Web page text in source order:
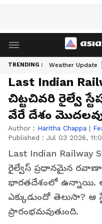
TRENDING : Weather Update
Last Indian
చిట్టచివరి రైల్వే
వేరే దేశం
Author : Haritha Chappa |
Published : Jul 03 2026,
Last Indian
రైల్వేస్ ప్రధానమైన రవాణా
భారతదేశంలో ఉన్నాయి.
ఎక్కుడుందో తెలుసా? ఆ
ప్రారంభమవుతుంది.